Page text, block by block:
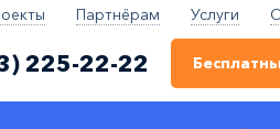
Партнёрам Услуги
225-22-22